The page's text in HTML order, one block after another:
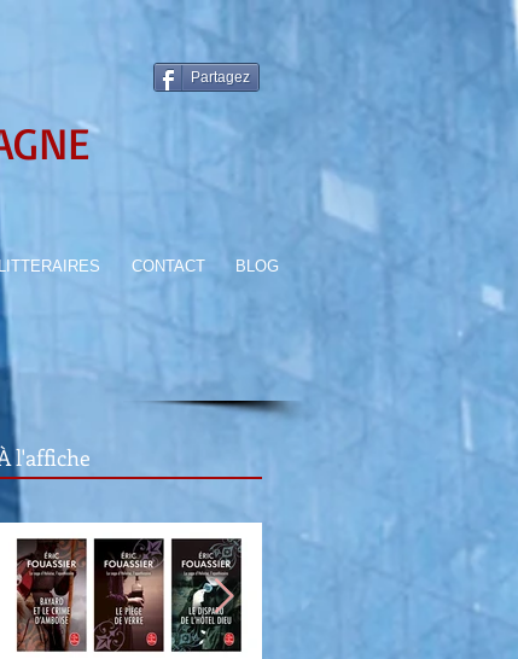
Partagez
CONTACT BLOG
l'affiche